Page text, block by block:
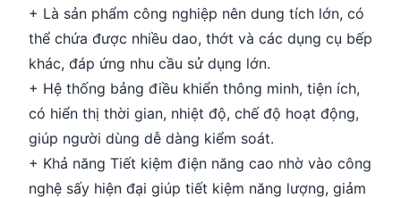
+ Là sản phẩm công nghiệp nên dung tích lớn, có
thể chứa được nhiều dao, thớt và các dụng cụ bếp
khác, đáp ứng nhu cầu sử dụng lớn.
+ Hệ thống bảng điều khiển thông minh, tiện ích,
có hiển thị thời gian, nhiệt độ, chế độ hoạt động,
giúp người dùng dễ dàng kiểm soát.
+ Khả năng Tiết kiệm điện năng cao nhờ vào công
nghệ sấy hiện đại giúp tiết kiệm năng lượng, giảm